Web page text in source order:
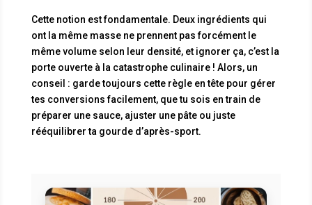
Cette notion est fondamentale. Deux ingrédients qui
ont la même masse ne prennent pas forcément le
même volume selon leur densité, et ignorer ça, c’est la
porte ouverte à la catastrophe culinaire ! Alors, un
conseil : garde toujours cette règle en tête pour gérer
tes conversions facilement, que tu sois en train de
préparer une sauce, ajuster une pâte ou juste
rééquilibrer ta gourde d’après-sport.